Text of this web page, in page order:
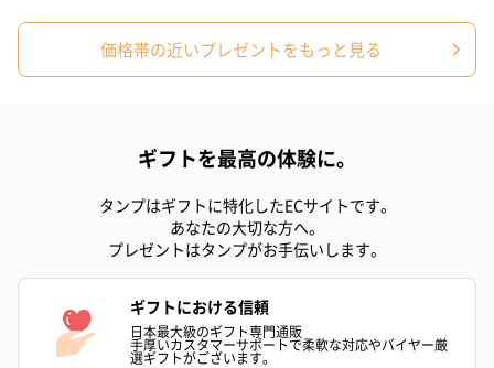
ションをご用意いたしました。
商品と同梱してお届けいたします。
価格帯の近いプレゼントをもっと見る
ギフトを最高の体験に。
タンプはギフトに特化したECサイトです。
あなたの大切な方へ。
プレゼントはタンプがお手伝いします。
ギフトにおける信頼
日本最大級のギフト専門通販
手厚いカスタマーサポートで柔軟な対応やバイヤー厳
選ギフトがございます。